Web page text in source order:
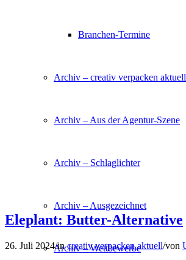
Branchen-Termine
Archiv – creativ verpacken aktuell
Archiv – Aus der Agentur-Szene
Archiv – Schlaglichter
Archiv – Ausgezeichnet
Archiv – Wettbewerbe
Eleplant: Butter-Alternative
26. Juli 2024/increativ verpacken aktuell/von